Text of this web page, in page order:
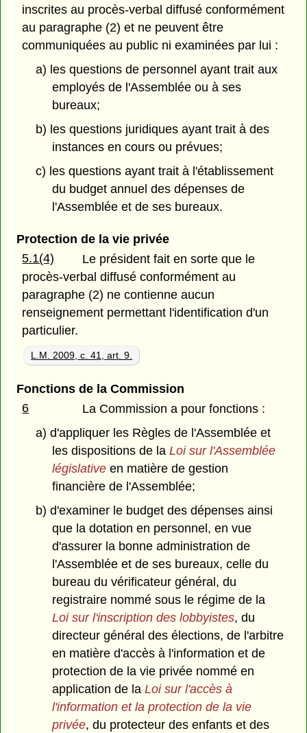
inscrites au procès-verbal diffusé conformément
au paragraphe (2) et ne peuvent être
communiquées au public ni examinées par lui :
a) les questions de personnel ayant trait aux
employés de l'Assemblée ou à ses
bureaux;
b) les questions juridiques ayant trait à des
instances en cours ou prévues;
c) les questions ayant trait à l'établissement
du budget annuel des dépenses de
l'Assemblée et de ses bureaux.
Protection de la vie privée
5.1(4)
Le président fait en sorte que le
procès-verbal diffusé conformément au
paragraphe (2) ne contienne aucun
renseignement permettant l'identification d'un
particulier.
L.M. 2009, c. 41, art. 9.
Fonctions de la Commission
6
La Commission a pour fonctions :
a) d'appliquer les Règles de l'Assemblée et
les dispositions de laLoi sur l'Assemblée
législative en matière de gestion
financière de l'Assemblée;
b) d'examiner le budget des dépenses ainsi
que la dotation en personnel, en vue
d'assurer la bonne administration de
l'Assemblée et de ses bureaux, celle du
bureau du vérificateur général, du
registraire nommé sous le régime de la
Loi sur l'inscription des lobbyistes, du
directeur général des élections, de l'arbitre
en matière d'accès à l'information et de
protection de la vie privée nommé en
application de laLoi sur l'accès à
l'information et la protection de la vie
privée, du protecteur des enfants et des